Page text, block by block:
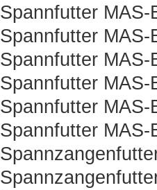
Spannfutter
Spannfutter
Spannfutter
Spannfutter
Spannfutter
Spannfutter